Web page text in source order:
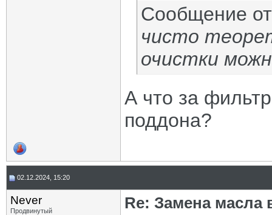
Сообщение
чисто
очистки
А что за
поддона?
02.12.2024, 15:20
Never
Продвинутый
Re: Замена масла